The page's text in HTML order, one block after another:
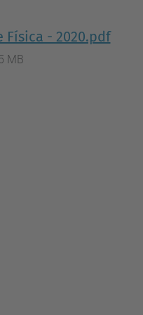
- 2020.pdf
MB